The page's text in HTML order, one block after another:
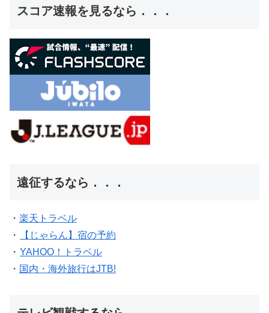
スコア速報を見るなら．．．
遠征するなら．．．
・ 楽天トラベル
・
【じゃらん】宿の予約
・ YAHOO！トラベル
・ 国内・海外旅行はJTB!